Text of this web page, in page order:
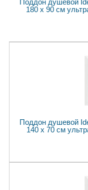
Поддон душевой
180 x 90 см
Поддон душевой
140 x 70 см